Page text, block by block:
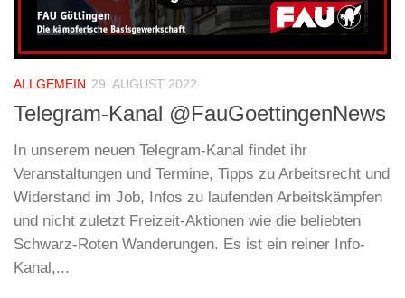
ALLGEMEIN 29. AUGUST 2022
Telegram-Kanal @FauGoettingenNews
In unserem neuen Telegram-Kanal findet ihr
Veranstaltungen und Termine, Tipps zu Arbeitsrecht und
Widerstand im Job, Infos zu laufenden Arbeitskämpfen
und nicht zuletzt Freizeit-Aktionen wie die beliebten
Schwarz-Roten Wanderungen. Es ist ein reiner Info-
Kanal,...